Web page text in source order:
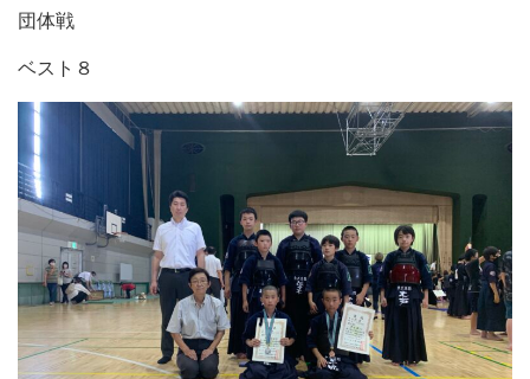
団体戦
ベスト８